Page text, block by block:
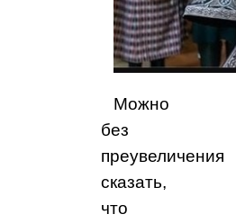
Можно
без
преувеличения
сказать,
что